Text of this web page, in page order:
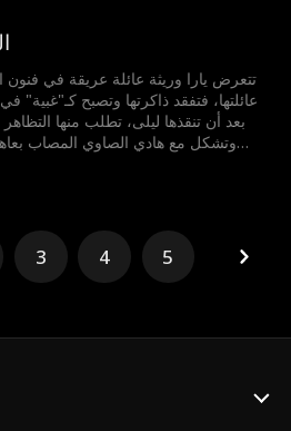
ويكشف هادي عن هويته الحقيقية
ويطيحان بالأعداء، ثم تنكشف الأكاذيب
تتعرض يارا وريثة عائلة عريقة في فنون
عائلتها، فتفقد ذاكرتها وتصبح كـ"غبية"
بعد أن تنقذها ليلى،
وتشكل مع هادي الصاوي المصاب
ويطيحان بالأعداء، ثم تنكشف الأكاذيب
3 4 5